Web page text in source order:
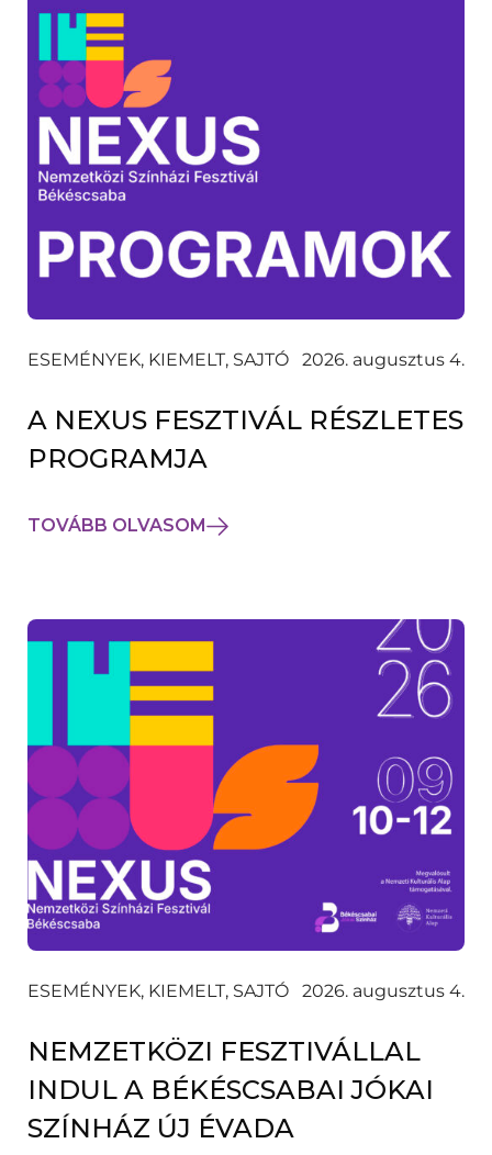
ESEMÉNYEK, KIEMELT, SAJTÓ 2026. augusztus 4.
A NEXUS FESZTIVÁL RÉSZLETES
PROGRAMJA
TOVÁBB OLVASOM
ESEMÉNYEK, KIEMELT, SAJTÓ 2026. augusztus 4.
NEMZETKÖZI FESZTIVÁLLAL
INDUL A BÉKÉSCSABAI JÓKAI
SZÍNHÁZ ÚJ ÉVADA